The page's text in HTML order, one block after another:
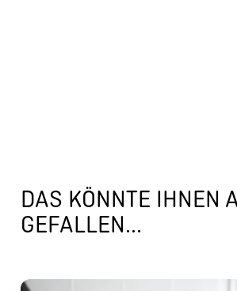
DAS KÖNNTE IHNEN
GEFALLEN...